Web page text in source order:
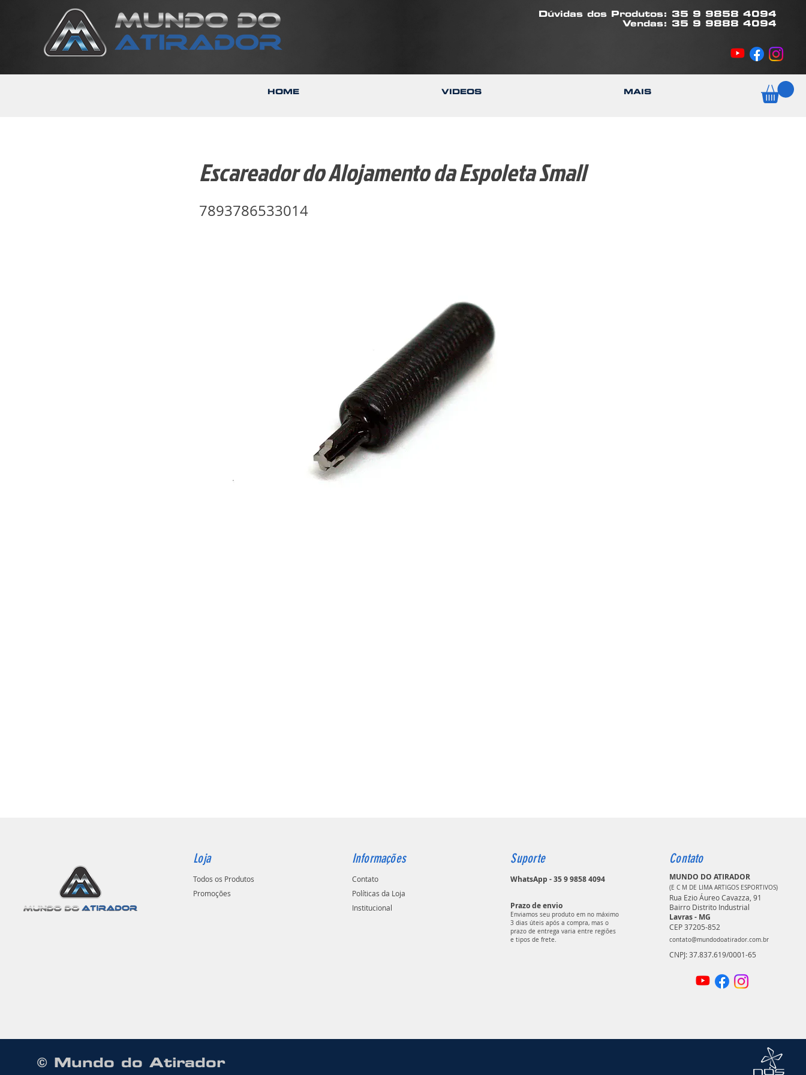
Dúvidas dos Produtos: 35 9 9858 4094
Vendas: 35 9 9888 4094
HOME VIDEOS MAIS
Escareador do Alojamento da Espoleta Small
7893786533014
Loja
Todos os Produtos
Promoções
Informações
Contato
Políticas da Loja
Institucional
Suporte
WhatsApp - 35 9 9858 4094
Prazo de envio
Enviamos seu produto em no máximo
3 dias úteis após a compra, mas o
prazo de entrega varia entre regiões
e tipos de frete.
Contato
MUNDO DO ATIRADOR
(E C M DE LIMA ARTIGOS ESPORTIVOS)
Rua Ezio Áureo Cavazza, 91
Bairro Distrito Industrial
Lavras - MG
CEP 37205-852
contato@mundodoatirador.com.br
CNPJ: 37.837.619/0001-65
© Mundo do Atirador